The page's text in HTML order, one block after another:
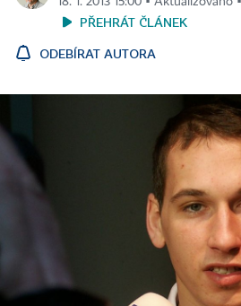
PŘEHRÁT ČLÁNEK
ODEBÍRAT AUTORA